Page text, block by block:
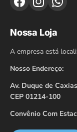
Nossa Loja
A empresa está
Nosso Endereço:
Av. Duque de
CEP 01214-100
Convênio Com